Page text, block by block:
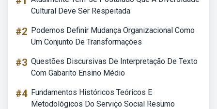
Cultural Deve Ser Respeitada
#2 Podemos Definir Mudança Organizacional Como
Um Conjunto De Transformações
#3 Questões Discursivas De Interpretação De Texto
Com Gabarito Ensino Médio
#4 Fundamentos Históricos Teóricos E
Metodológicos Do Serviço Social Resumo